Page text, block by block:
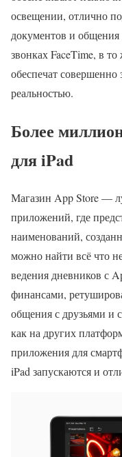
освещении, отлично
документов и
звонках FaceTime, в
обеспечат
реальностью.
Более
для iPad
Магазин App Store —
приложений, где
наименований,
можно найти всё что
ведения дневников с
финансами,
общения с друзьями и
как на других
приложения для
iPad запускаются и